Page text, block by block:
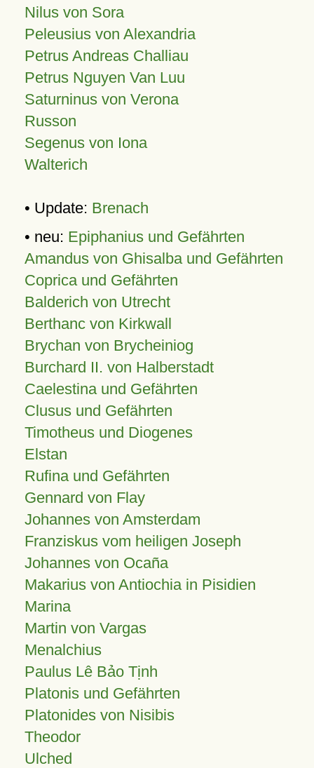
Nilus von Sora
Peleusius von Alexandria
Petrus Andreas Challiau
Petrus Nguyen Van Luu
Saturninus von Verona
Russon
Segenus von Iona
Walterich
• Update: Brenach
• neu: Epiphanius und Gefährten
Amandus von Ghisalba und Gefährten
Coprica und Gefährten
Balderich von Utrecht
Berthanc von Kirkwall
Brychan von Brycheiniog
Burchard II. von Halberstadt
Caelestina und Gefährten
Clusus und Gefährten
Timotheus und Diogenes
Elstan
Rufina und Gefährten
Gennard von Flay
Johannes von Amsterdam
Franziskus vom heiligen Joseph
Johannes von Ocaña
Makarius von Antiochia in Pisidien
Marina
Martin von Vargas
Menalchius
Paulus Lê Bảo Tịnh
Platonis und Gefährten
Platonides von Nisibis
Theodor
Ulched